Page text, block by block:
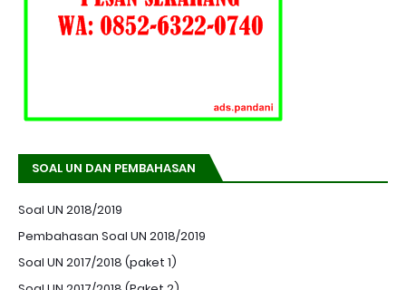
SOAL UN DAN PEMBAHASAN
Soal UN 2018/2019
Pembahasan Soal UN 2018/2019
Soal UN 2017/2018 (paket 1)